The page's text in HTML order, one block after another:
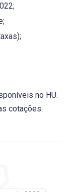
no HU.
cotações.